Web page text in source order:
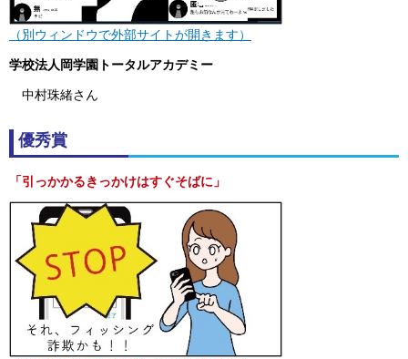
（別ウィンドウで外部サイトが開きます）
学校法人岡学園トータルアカデミー
中村珠緒さん
優秀賞
「引っかかるきっかけはすぐそばに」